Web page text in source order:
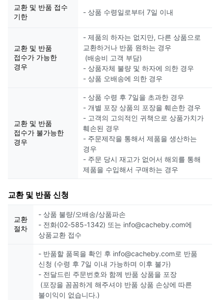
교환 및 반품 접수
기한
- 상품 수령일로부터 7일 이내
교환 및 반품
접수가 가능한
경우
- 제품의 하자는 없지만, 다른 상품으로
교환하거나 반품 원하는 경우
(배송비 고객 부담)
- 상품자체 불량 및 하자에 의한 경우
- 상품 오배송에 의한 경우
교환 및 반품
접수가 불가능한
경우
- 상품 수령 후 7일을 초과한 경우
- 개별 포장 상품의 포장을 훼손한 경우
- 고객의 고의적인 귀책으로 상품가치가
훼손된 경우
- 주문제작을 통해서 제품을 생산하는
경우
- 주문 당시 재고가 없어서 해외를 통해
제품을 수입해서 구매하는 경우
교환 및 반품 신청
교환
절차
- 상품 불량/오배송/상품파손
- 전화(02-585-1342) 또는 info@cacheby.com에
상품교환 접수
- 반품할 품목을 확인 후 info@cacheby.com로 반품
신청 (수령 후 7일 이내 가능하며 이후 불가)
- 전달드린 주문번호와 함께 반품 상품을 포장
(포장을 꼼꼼하게 해주셔야 반품 상품 손상에 따른
불이익이 없습니다.)